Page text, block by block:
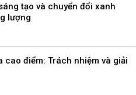
tạo và chuyển đổi xanh
lượng
cao điểm: Trách nhiệm và giải